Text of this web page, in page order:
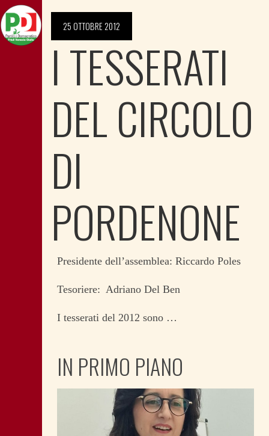
25 OTTOBRE 2012
I TESSERATI
DEL CIRCOLO
DI
PORDENONE
Presidente dell’assemblea: Riccardo Poles
Tesoriere: Adriano Del Ben
I tesserati del 2012 sono …
IN PRIMO PIANO